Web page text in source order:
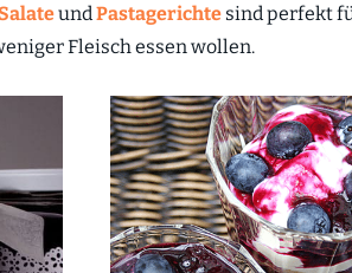
undPastagerichte sind perfekt
Fleisch essen wollen.